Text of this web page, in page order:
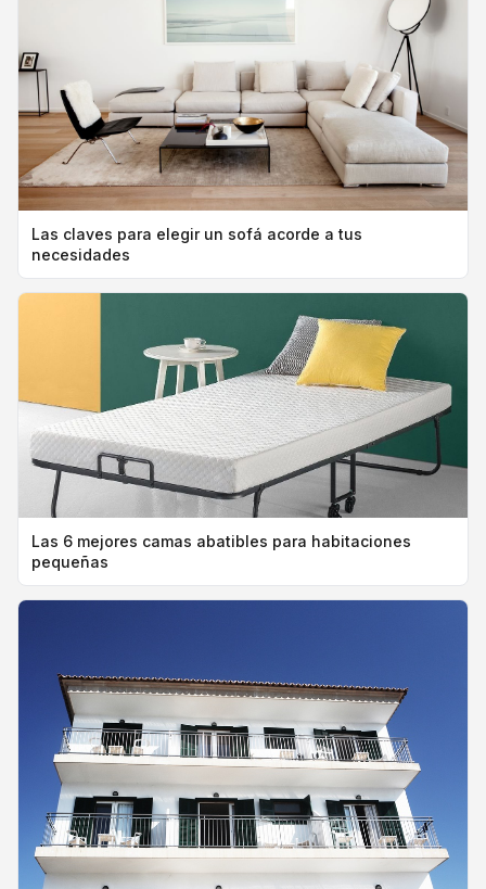
Las claves para elegir un sofá acorde a tus
necesidades
Las 6 mejores camas abatibles para habitaciones
pequeñas